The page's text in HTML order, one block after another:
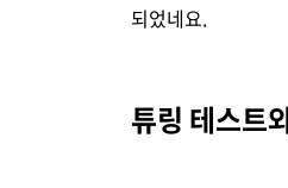
되었네요.
튜링 테스트